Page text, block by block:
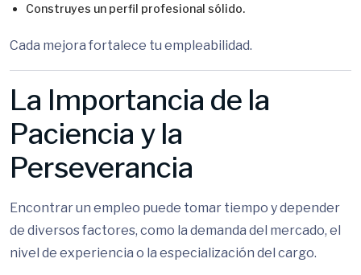
Construyes un perfil profesional sólido.
Cada mejora fortalece tu empleabilidad.
La Importancia de la
Paciencia y la
Perseverancia
Encontrar un empleo puede tomar tiempo y depender
de diversos factores, como la demanda del mercado, el
nivel de experiencia o la especialización del cargo.